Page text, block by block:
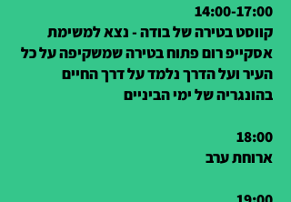
14:00-17:00
קווסט בטירה של בודה - נצא למשימת
אסקייפ רום פתוח בטירה שמשקיפה על כל
העיר ועל הדרך נלמד על דרך החיים
בהונגריה של ימי הביניים
18:00
ארוחת ערב